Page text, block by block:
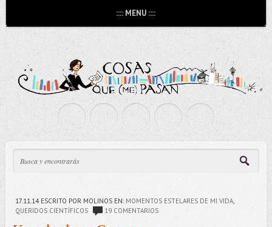
:::: MENU ::::
17.11.14ESCRITO POR MOLINOS EN: MOMENTOS ESTELARES DE MI VIDA,
QUERIDOS CIENTÍFICOS
19 COMENTARIOS